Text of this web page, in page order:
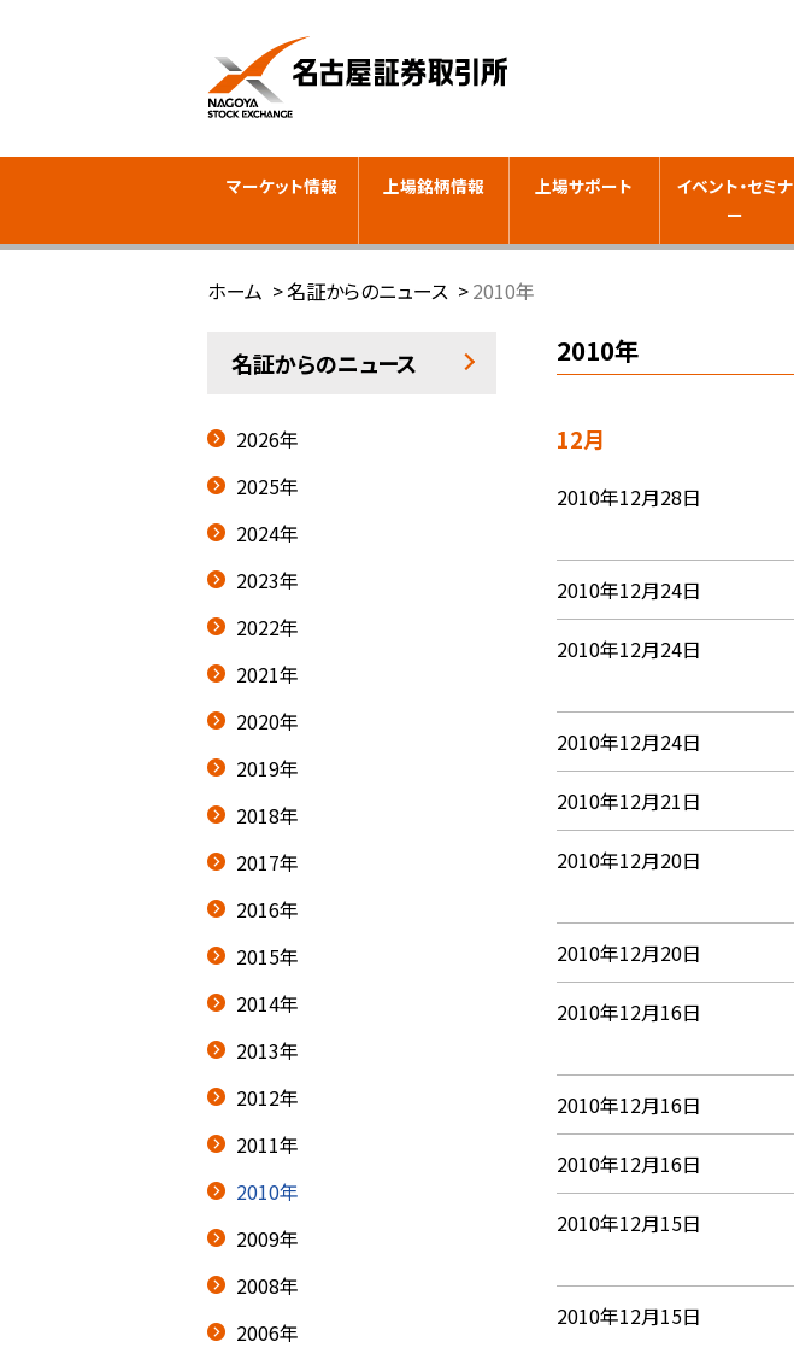
マーケット情報 上場銘柄情報 上場サポート
イベント・セミナ
ー
ホーム 名証からのニュース 2010年
2010年
12月
2010年12月28日
2010年12月24日
2010年12月24日
2010年12月24日
2010年12月21日
2010年12月20日
2010年12月20日
2010年12月16日
2010年12月16日
2010年12月16日
2010年12月15日
2010年12月15日
名証からのニュース
2026年
2025年
2024年
2023年
2022年
2021年
2020年
2019年
2018年
2017年
2016年
2015年
2014年
2013年
2012年
2011年
2010年
2009年
2008年
2006年